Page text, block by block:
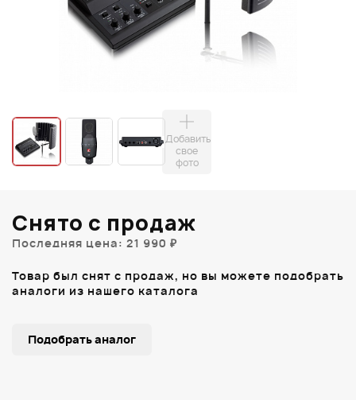
Добавить
свое
фото
Снято с продаж
Последняя цена: 21 990 ₽
Товар был снят с продаж, но вы можете подобрать
аналоги из нашего каталога
Подобрать аналог